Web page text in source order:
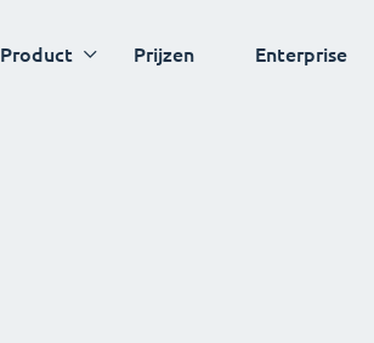
Product Prijzen Enterprise